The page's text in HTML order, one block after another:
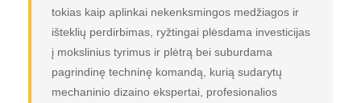
tokias kaip aplinkai nekenksmingos medžiagos ir
išteklių perdirbimas, ryžtingai plėsdama investicijas
į mokslinius tyrimus ir plėtrą bei suburdama
pagrindinę techninę komandą, kurią sudarytų
mechaninio dizaino ekspertai, profesionalios